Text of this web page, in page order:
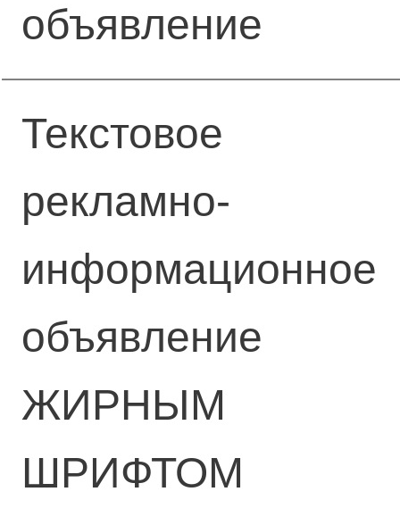
объявление
Текстовое
рекламно-
информационное
объявление
ЖИРНЫМ
ШРИФТОМ